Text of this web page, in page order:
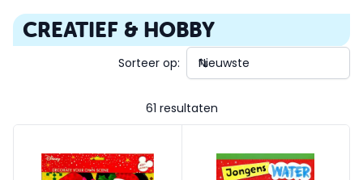
CREATIEF & HOBBY
61 resultaten
Sorteer op: